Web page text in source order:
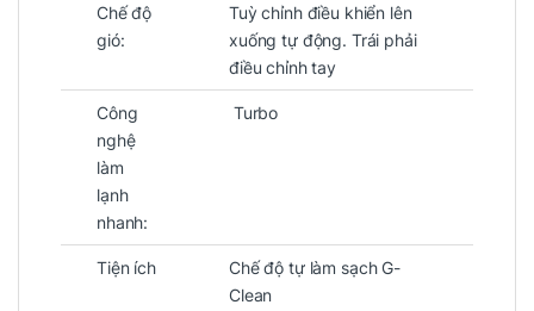
Chế độ
gió:
Tuỳ chỉnh điều khiển lên
xuống tự động. Trái phải
điều chỉnh tay
Công
nghệ
làm
lạnh
nhanh:
Turbo
Tiện ích
Chế độ tự làm sạch G-
Clean